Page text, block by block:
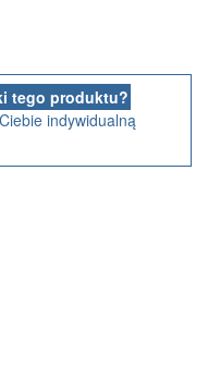
tego produktu?
indywidualną